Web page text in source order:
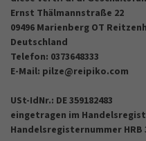
Ernst Thälmannstraße 22
09496 Marienberg OT
Deutschland
Telefon: 0373648333
E-Mail: pilze@reipiko.com
USt-IdNr.: DE 359182483
eingetragen im
Handelsregisternummer HRB